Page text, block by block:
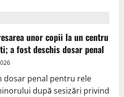
unor copii la un centru
a fost deschis dosar penal
dosar penal pentru rele
după sesizări privind